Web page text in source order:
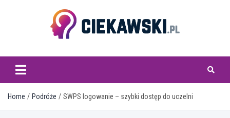
ciekawski.pl
Home Podróże SWPS logowanie – szybki dostęp do uczelni